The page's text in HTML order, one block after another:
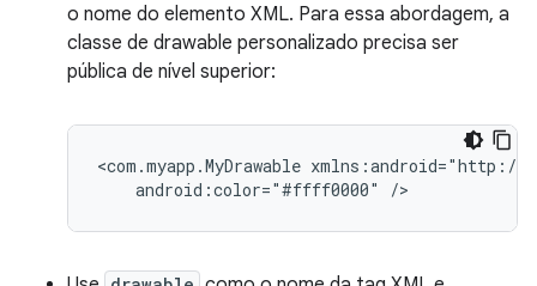
o nome do elemento XML. Para essa abordagem, a
classe de drawable personalizado precisa ser
pública de nível superior:
<com.myapp.MyDrawable
android:color="#ffff0000"
/>